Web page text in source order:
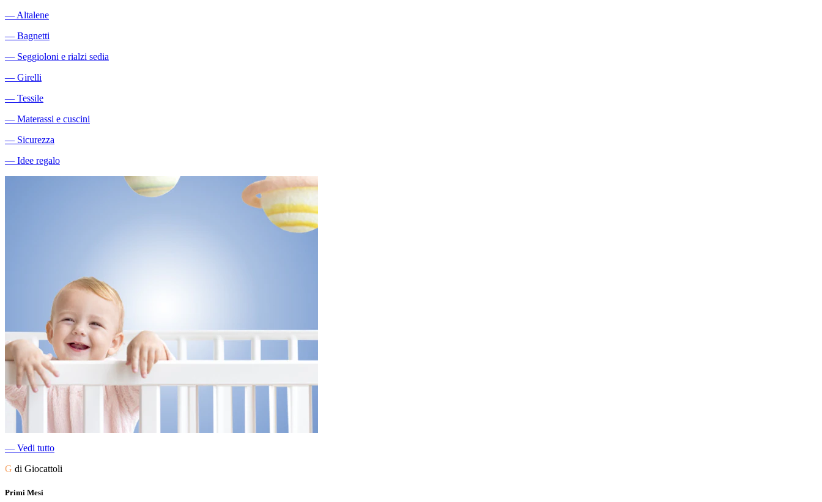
― Altalene
― Bagnetti
― Seggioloni e rialzi sedia
― Girelli
― Tessile
― Materassi e cuscini
― Sicurezza
― Idee regalo
― Vedi tutto
G di Giocattoli
Primi Mesi